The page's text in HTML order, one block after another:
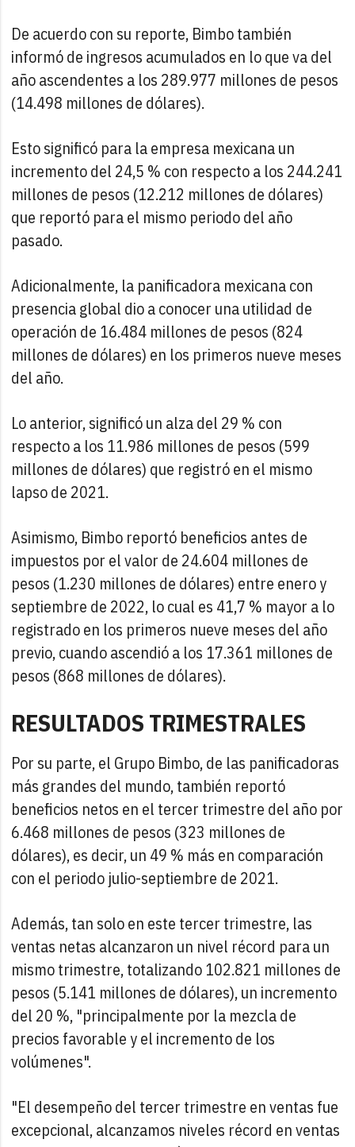
De acuerdo con su reporte, Bimbo también
informó de ingresos acumulados en lo que va del
año ascendentes a los 289.977 millones de pesos
(14.498 millones de dólares).
Esto significó para la empresa mexicana un
incremento del 24,5 % con respecto a los 244.241
millones de pesos (12.212 millones de dólares)
que reportó para el mismo periodo del año
pasado.
Adicionalmente, la panificadora mexicana con
presencia global dio a conocer una utilidad de
operación de 16.484 millones de pesos (824
millones de dólares) en los primeros nueve meses
del año.
Lo anterior, significó un alza del 29 % con
respecto a los 11.986 millones de pesos (599
millones de dólares) que registró en el mismo
lapso de 2021.
Asimismo, Bimbo reportó beneficios antes de
impuestos por el valor de 24.604 millones de
pesos (1.230 millones de dólares) entre enero y
septiembre de 2022, lo cual es 41,7 % mayor a lo
registrado en los primeros nueve meses del año
previo, cuando ascendió a los 17.361 millones de
pesos (868 millones de dólares).
RESULTADOS TRIMESTRALES
Por su parte, el Grupo Bimbo, de las panificadoras
más grandes del mundo, también reportó
beneficios netos en el tercer trimestre del año por
6.468 millones de pesos (323 millones de
dólares), es decir, un 49 % más en comparación
con el periodo julio-septiembre de 2021.
Además, tan solo en este tercer trimestre, las
ventas netas alcanzaron un nivel récord para un
mismo trimestre, totalizando 102.821 millones de
pesos (5.141 millones de dólares), un incremento
del 20 %, "principalmente por la mezcla de
precios favorable y el incremento de los
volúmenes".
"El desempeño del tercer trimestre en ventas fue
excepcional, alcanzamos niveles récord en ventas